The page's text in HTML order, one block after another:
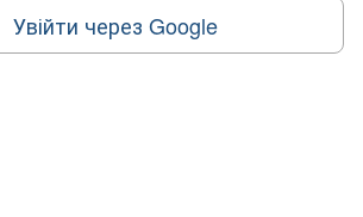
Увійти через Google